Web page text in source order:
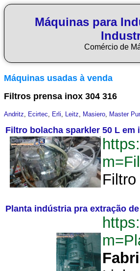
Máquinas para
Comércio de
Máquinas usadas à venda
Filtros prensa inox 304 316
Andritz, Ecirtec, Erli, Leitz, Masiero, Master
Filtro bolacha sparkler 50 L em
Planta indústria pra extração